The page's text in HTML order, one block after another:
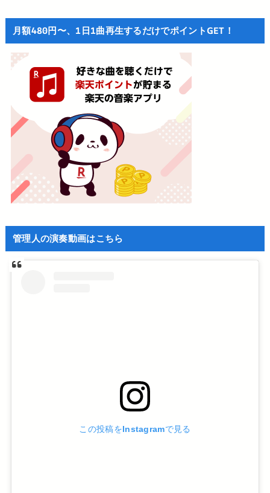
月額480円〜、1日1曲再生するだけでポイントGET！
管理人の演奏動画はこちら
この投稿をInstagramで見る